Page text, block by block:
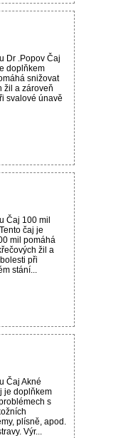
Dr .Popov Čaj
doplňkem
snižovat
žil a zároveň
svalové únavě
Čaj 100 mil
čaj je
mil pomáhá
žil a
při
stání...
Čaj Akné
je doplňkem
s
plísně, apod.
Výr...